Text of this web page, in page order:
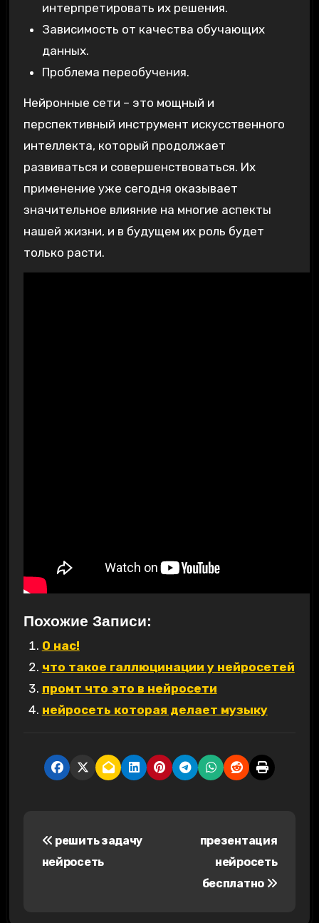
интерпретировать их решения.
Зависимость от качества обучающих
данных.
Проблема переобучения.
Нейронные сети – это мощный и
перспективный инструмент искусственного
интеллекта, который продолжает
развиваться и совершенствоваться. Их
применение уже сегодня оказывает
значительное влияние на многие аспекты
нашей жизни, и в будущем их роль будет
только расти.
Похожие Записи:
О нас!
что такое галлюцинации у нейросетей
промт что это в нейросети
нейросеть которая делает музыку
решить задачу
нейросеть
презентация
нейросеть
бесплатно